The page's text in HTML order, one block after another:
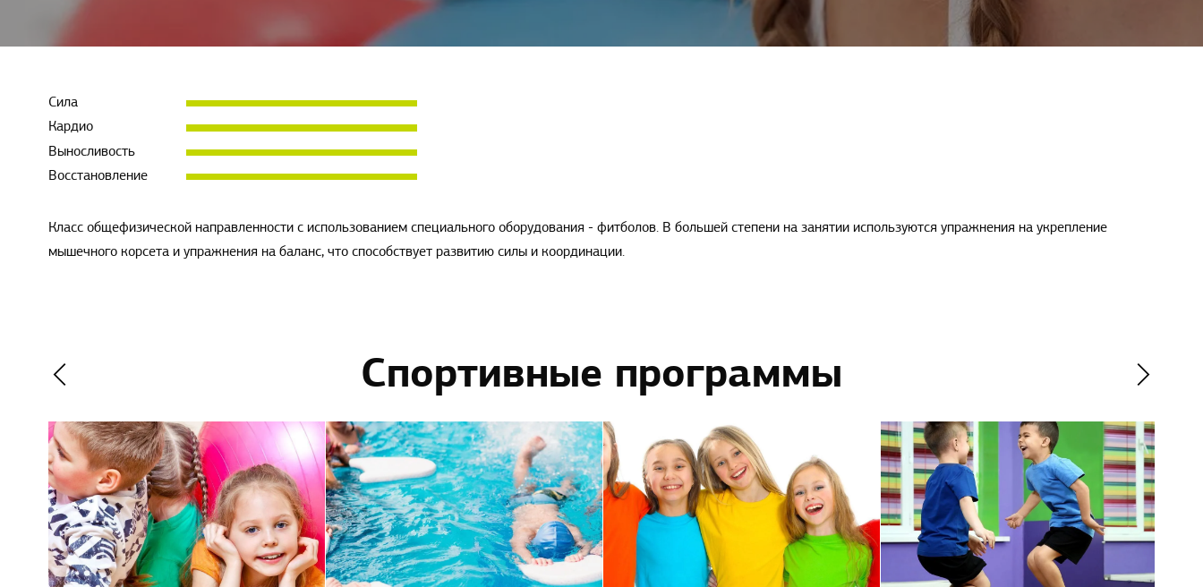
Сила
Кардио
Выносливость
Восстановление
Класс общефизической направленности с использованием специального оборудования - фитболов. В большей степени на занятии используются упражнения на укрепление
мышечного корсета и упражнения на баланс, что способствует развитию силы и координации.
Спортивные программы